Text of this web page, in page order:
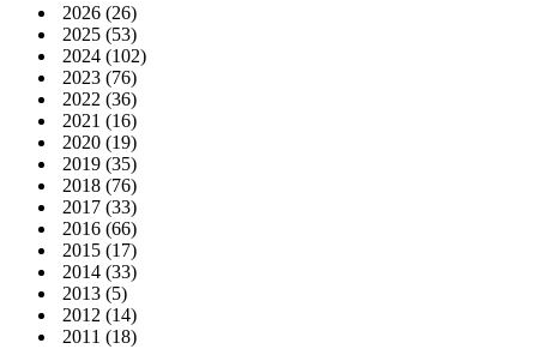
2026 (26)
2025 (53)
2024 (102)
2023 (76)
2022 (36)
2021 (16)
2020 (19)
2019 (35)
2018 (76)
2017 (33)
2016 (66)
2015 (17)
2014 (33)
2013 (5)
2012 (14)
2011 (18)